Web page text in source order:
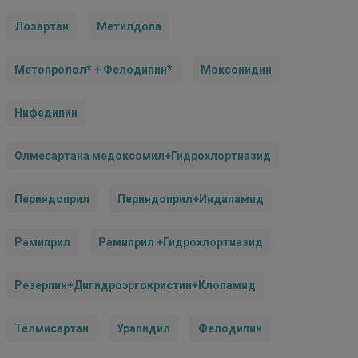
Лозартан Метилдопа
Метопролол* + Фелодипин* Моксонидин
Нифедипин
Олмесартана медоксомил+Гидрохлортиазид
Периндоприл Периндоприл+Индапамид
Рамиприл Рамиприл +Гидрохлортиазид
Резерпин+Дигидроэргокристин+Клопамид
Телмисартан Урапидил Фелодипин